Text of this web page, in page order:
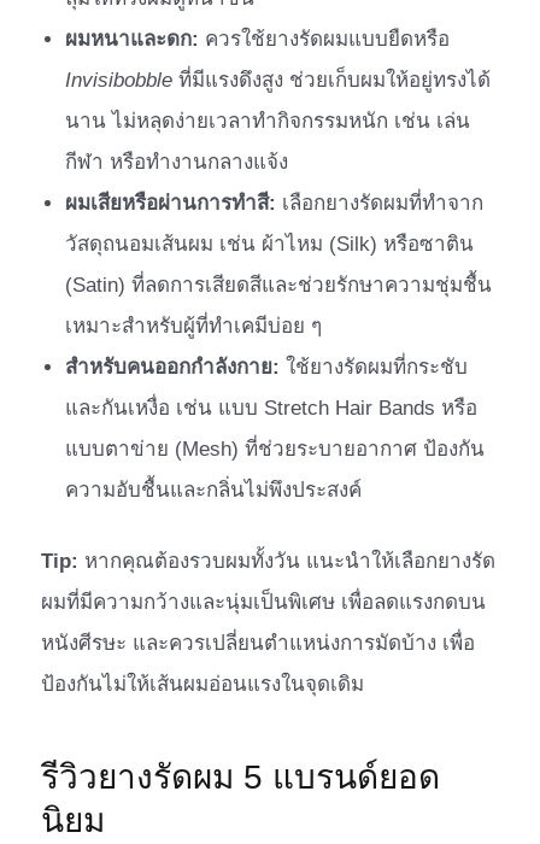
ผมหนาและดก: ควรใช้ยางรัดผมแบบยืดหรือ
Invisibobble ที่มีแรงดึงสูง ช่วยเก็บผมให้อยู่ทรงได้
นาน ไม่หลุดง่ายเวลาทำกิจกรรมหนัก เช่น เล่น
กีฬา หรือทำงานกลางแจ้ง
ผมเสียหรือผ่านการทำสี: เลือกยางรัดผมที่ทำจาก
วัสดุถนอมเส้นผม เช่น ผ้าไหม (Silk) หรือซาติน
(Satin) ที่ลดการเสียดสีและช่วยรักษาความชุ่มชื้น
เหมาะสำหรับผู้ที่ทำเคมีบ่อย ๆ
สำหรับคนออกกำลังกาย: ใช้ยางรัดผมที่กระชับ
และกันเหงื่อ เช่น แบบ Stretch Hair Bands หรือ
แบบตาข่าย (Mesh) ที่ช่วยระบายอากาศ ป้องกัน
ความอับชื้นและกลิ่นไม่พึงประสงค์
Tip: หากคุณต้องรวบผมทั้งวัน แนะนำให้เลือกยางรัด
ผมที่มีความกว้างและนุ่มเป็นพิเศษ เพื่อลดแรงกดบน
หนังศีรษะ และควรเปลี่ยนตำแหน่งการมัดบ้าง เพื่อ
ป้องกันไม่ให้เส้นผมอ่อนแรงในจุดเดิม
รีวิวยางรัดผม 5 แบรนด์ยอด
นิยม